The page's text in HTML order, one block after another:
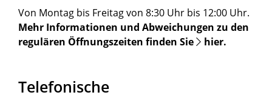
Von Montag bis Freitag von 8:30 Uhr bis 12:00 Uhr.
Mehr Informationen und Abweichungen zu den
regulären Öffnungszeiten finden Sie
hier.
Telefonische